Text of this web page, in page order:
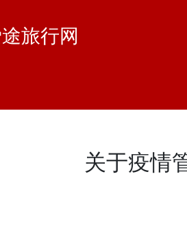
旅行网
关于疫情